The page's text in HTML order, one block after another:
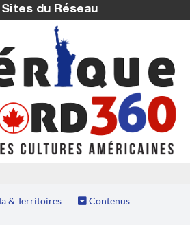
du Réseau
& Territoires Contenus